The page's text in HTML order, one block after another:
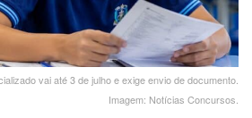
vai até 3 de julho e exige envio de documento.
Imagem: Notícias Concursos.